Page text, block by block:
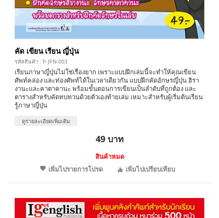
คัด เขียน เรียน ญี่ปุ่น
รหัสสินค้า : P-JPN-003
เรียนภาษาญี่ปุ่นไม่ใช่เรื่องยาก เพราะแบบฝึกเล่มนี้จะทำให้คุณเขียน
ศัพท์คล่อง และท่องศัพท์ได้ในเวลาเดียวกัน แบบฝึกคัดอักษรญี่ปุ่น ฮิรา
งานะและคาตาคานะ พร้อมขั้นตอนการเขียนเป็นลำดับที่ถูกต้อง และ
ตารางสำหรับคัดทบทวนด้วยตัวเองท้ายเล่ม เหมาะสำหรับผู้เริ่มต้นเรียน
รู้ภาษาญี่ปุ่น
ดูรายละเอียดเพิ่มเติม
49 บาท
สินค้าหมด
เพิ่มไปรายการโปรด
เพิ่มไปเปรียบเทียบ